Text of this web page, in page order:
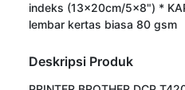
indeks (13x20cm/5x8") *
lembar kertas biasa 80 gsm
Deskripsi Produk